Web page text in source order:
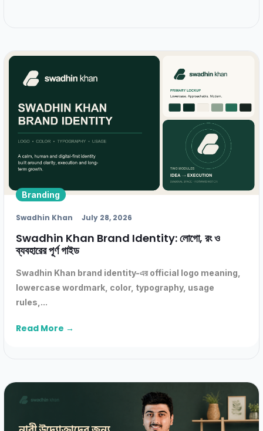
Branding
Swadhin Khan July 28, 2026
Swadhin Khan Brand Identity: লোগো, রং ও
ব্যবহারের পূর্ণ গাইড
Swadhin Khan brand identity-এর official logo meaning,
lowercase wordmark, color, typography, usage
rules,...
Read More →